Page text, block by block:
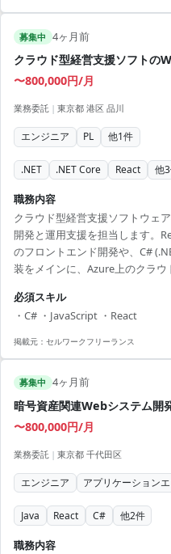
募集中 4ヶ月前
クラウド型経営支援ソフトの
〜800,000円/月
業務委託 | 東京都 港区 品川
エンジニア PL 他1件
.NET .NET Core React 他3
職務内容
クラウド型経営支援ソフトウェ
開発と運用支援を担当します。
のフロントエンド開発や、C#
装をメインに、Azure上のクラ
堅牢かつ機能性の高いシステム
存ポータル画面の改修・機能追
ユーザー情報の取得・更新処理の
必須スキル
・C# ・JavaScript ・React
掲載元： セルワークフリーランス
募集中 4ヶ月前
暗号資産関連Webシステム開
〜800,000円/月
業務委託 | 東京都 千代田区
エンジニア アプリケーション
Java React C# 他2件
職務内容